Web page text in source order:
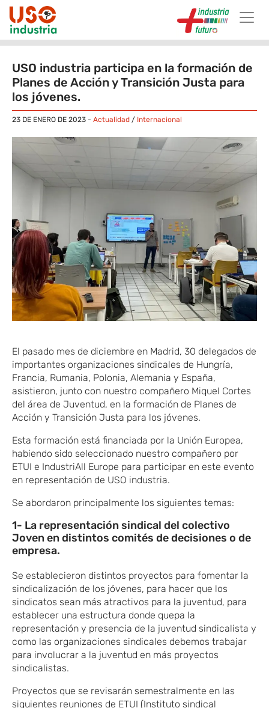
Skip to main content
USO industria participa en la formación de
Planes de Acción y Transición Justa para
los jóvenes.
23 DE ENERO DE 2023 - Actualidad / Internacional
El pasado mes de diciembre en Madrid, 30 delegados de
importantes organizaciones sindicales de Hungría,
Francia, Rumania, Polonia, Alemania y España,
asistieron, junto con nuestro compañero Miquel Cortes
del área de Juventud, en la formación de Planes de
Acción y Transición Justa para los jóvenes.
Esta formación está financiada por la Unión Europea,
habiendo sido seleccionado nuestro compañero por
ETUI e IndustriAll Europe para participar en este evento
en representación de USO industria.
Se abordaron principalmente los siguientes temas:
1- La representación sindical del colectivo
Joven en distintos comités de decisiones o de
empresa.
Se establecieron distintos proyectos para fomentar la
sindicalización de los jóvenes, para hacer que los
sindicatos sean más atractivos para la juventud, para
establecer una estructura donde quepa la
representación y presencia de la juventud sindicalista y
como las organizaciones sindicales debemos trabajar
para involucrar a la juventud en más proyectos
sindicalistas.
Proyectos que se revisarán semestralmente en las
siguientes reuniones de ETUI (Instituto sindical